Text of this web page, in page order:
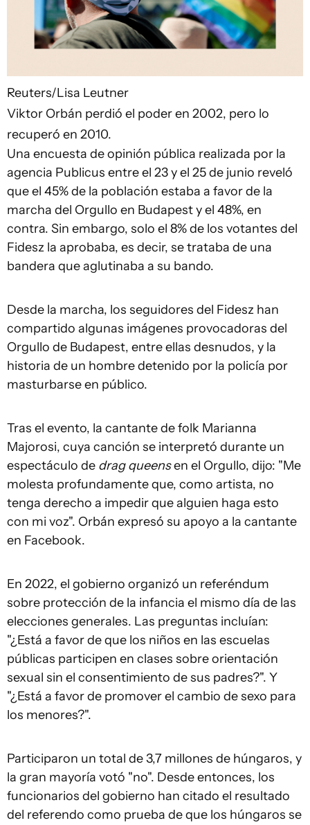
Reuters/Lisa Leutner
Viktor Orbán perdió el poder en 2002, pero lo
recuperó en 2010.
Una encuesta de opinión pública realizada por la
agencia Publicus entre el 23 y el 25 de junio reveló
que el 45% de la población estaba a favor de la
marcha del Orgullo en Budapest y el 48%, en
contra. Sin embargo, solo el 8% de los votantes del
Fidesz la aprobaba, es decir, se trataba de una
bandera que aglutinaba a su bando.
Desde la marcha, los seguidores del Fidesz han
compartido algunas imágenes provocadoras del
Orgullo de Budapest, entre ellas desnudos, y la
historia de un hombre detenido por la policía por
masturbarse en público.
Tras el evento, la cantante de folk Marianna
Majorosi, cuya canción se interpretó durante un
espectáculo de drag queensen el Orgullo, dijo: "Me
molesta profundamente que, como artista, no
tenga derecho a impedir que alguien haga esto
con mi voz". Orbán expresó su apoyo a la cantante
en Facebook.
En 2022, el gobierno organizó un referéndum
sobre protección de la infancia el mismo día de las
elecciones generales. Las preguntas incluían:
"¿Está a favor de que los niños en las escuelas
públicas participen en clases sobre orientación
sexual sin el consentimiento de sus padres?". Y
"¿Está a favor de promover el cambio de sexo para
los menores?".
Participaron un total de 3,7 millones de húngaros, y
la gran mayoría votó "no". Desde entonces, los
funcionarios del gobierno han citado el resultado
del referendo como prueba de que los húngaros se